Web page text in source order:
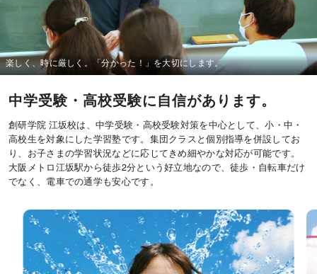
楽しく、時に厳しく。「分かった！」を大切にします。
中学受験・高校受験に自信があります。
創研学院 江坂校は、中学受験・高校受験対策を中心として、小・中・
高校生を対象にした学習塾です。集団クラスと個別指導を併設してお
り、お子さまの学習状況などに応じてきめ細やかな対応が可能です。
大阪メトロ江坂駅から徒歩2分という好立地なので、徒歩・自転車だけ
でなく、電車での通学も安心です。